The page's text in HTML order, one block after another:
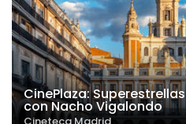
CinePlaza:
con Nacho Vigalondo